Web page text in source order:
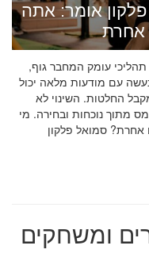
אומר: אתה
אחרת
עומק המחבר גוף,
עם מודעות מלאה יכול
החלטות. השינוי לא
מתוך נוכחות ובחירה. מי
ומשחקים